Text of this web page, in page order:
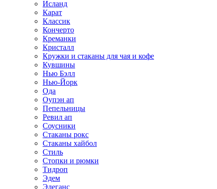
Исланд
Карат
Классик
Кончерто
Креманки
Кристалл
Кружки и стаканы для чая и кофе
Кувшины
Нью Бэлл
Нью-Йорк
Ода
Оупэн ап
Пепельницы
Ревил ап
Соусники
Стаканы рокс
Стаканы хайбол
Стиль
Стопки и рюмки
Тидроп
Эдем
Элеганс